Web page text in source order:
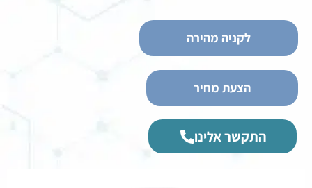
לקניה מהירה
הצעת מחיר
התקשר אלינו